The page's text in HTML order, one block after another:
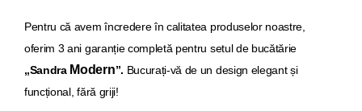
Pentru că avem încredere în calitatea produselor noastre,
oferim 3 ani garanție completă pentru setul de bucătărie
„SandraModern”. Bucurați-vă de un design elegant și
funcțional, fără griji!